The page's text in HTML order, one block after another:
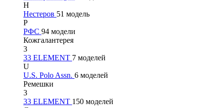
Н
Нестеров 51 модель
Р
РФС 94 модели
Кожгалантерея
3
33 ELEMENT 7 моделей
U
U.S. Polo Assn. 6 моделей
Ремешки
3
33 ELEMENT 150 моделей